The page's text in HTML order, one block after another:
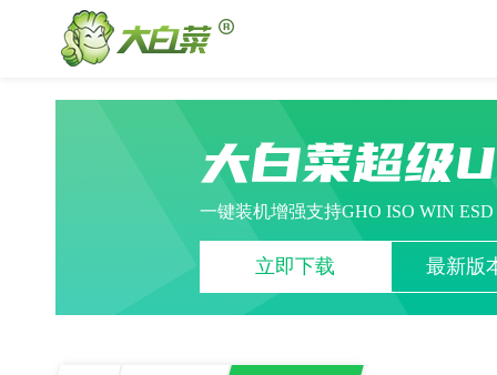
大白菜超级
一键装机增强支持GHO ISO WIN
立即下载 最新版